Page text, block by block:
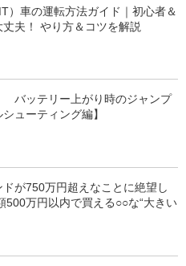
）車の運転方法ガイド｜初心者＆
夫！ やり方＆コツを解説
バッテリー上がり時のジャンプ
ューティング編】
が750万円超えなことに絶望し
500万円以内で買える○○な“大きい